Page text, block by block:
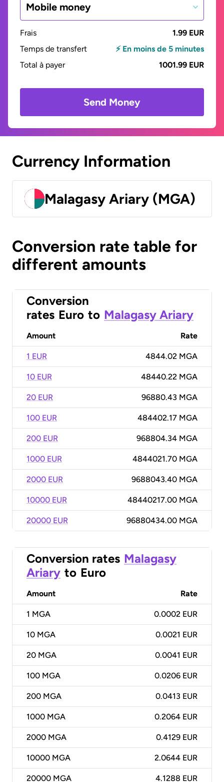
Mobile money
Frais
1.99 EUR
Temps de transfert
⚡ En moins de 5 minutes
Total à payer
1001.99 EUR
Send Money
Currency Information
Malagasy Ariary (MGA)
Conversion rate table for
different amounts
Conversion
rates Euro to Malagasy Ariary
Amount Rate
1 EUR 4844.02 MGA
10 EUR 48440.22 MGA
20 EUR 96880.43 MGA
100 EUR 484402.17 MGA
200 EUR 968804.34 MGA
1000 EUR 4844021.70 MGA
2000 EUR 9688043.40 MGA
10000 EUR 48440217.00 MGA
20000 EUR 96880434.00 MGA
Conversion rates Malagasy
Ariary to Euro
Amount Rate
1 MGA 0.0002 EUR
10 MGA 0.0021 EUR
20 MGA 0.0041 EUR
100 MGA 0.0206 EUR
200 MGA 0.0413 EUR
1000 MGA 0.2064 EUR
2000 MGA 0.4129 EUR
10000 MGA 2.0644 EUR
20000 MGA 4.1288 EUR